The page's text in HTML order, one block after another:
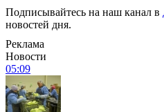
Подписывайтесь на наш канал в
новостей дня.
Реклама
Новости
05:09